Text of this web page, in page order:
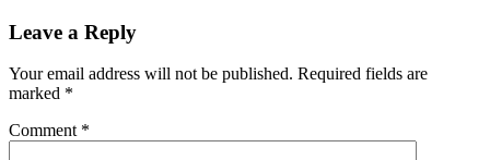
Leave a Reply
Your email address will not be published. Required fields are
marked *
Comment *